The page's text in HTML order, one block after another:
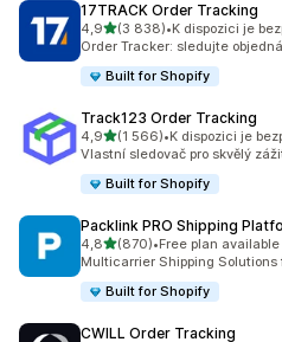
17TRACK Order Tracking
4,9z 5 hvězd
(3 838)
Celkový počet recenzí: 3838
•K dispozici je
Order Tracker: sledujte
Built for Shopify
Track123 Order Tracking
4,9z 5 hvězd
(1 566)
Celkový počet recenzí: 1566
•K dispozici je
Vlastní sledovač pro skvělý
Built for Shopify
Packlink PRO Shipping
4,8z 5 hvězd
(870)
Celkový počet recenzí: 870
•Free plan available
Multicarrier Shipping
Built for Shopify
CWILL Order Tracking